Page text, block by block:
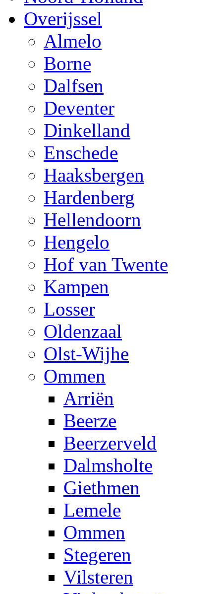
Overijssel
Almelo
Borne
Dalfsen
Deventer
Dinkelland
Enschede
Haaksbergen
Hardenberg
Hellendoorn
Hengelo
Hof van Twente
Kampen
Losser
Oldenzaal
Olst-Wijhe
Ommen
Arriën
Beerze
Beerzerveld
Dalmsholte
Giethmen
Lemele
Ommen
Stegeren
Vilsteren